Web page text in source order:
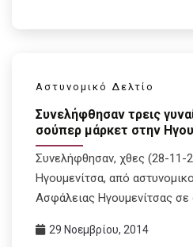
Αστυνομικό Δελτίο
Συνελήφθησαν τρεις
σούπερ μάρκετ στην
Συνελήφθησαν, χθες (28-11-
Ηγουμενίτσα, από
Ασφάλειας Ηγουμενίτσας σε
29 Νοεμβρίου, 2014